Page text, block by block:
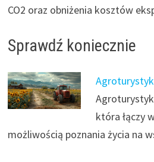
CO2 oraz obniżenia kosztów
Sprawdź koniecznie
która łączy
możliwością poznania życia na